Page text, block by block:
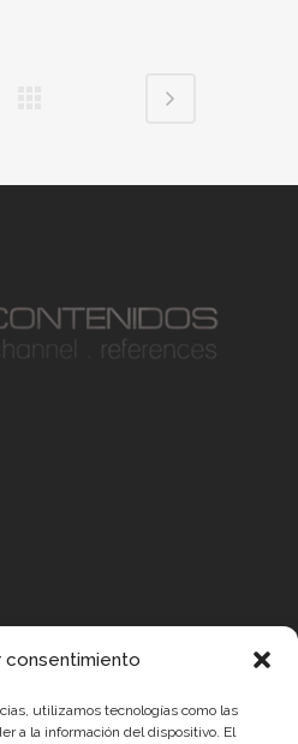
consentimiento
utilizamos tecnologías como las
a la información del dispositivo. El
Park
Barcelona.